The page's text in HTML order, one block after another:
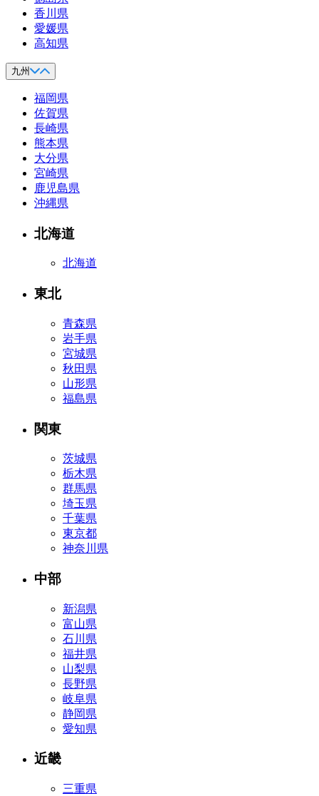
香川県
愛媛県
高知県
九州
福岡県
佐賀県
長崎県
熊本県
大分県
宮崎県
鹿児島県
沖縄県
北海道
北海道
東北
青森県
岩手県
宮城県
秋田県
山形県
福島県
関東
茨城県
栃木県
群馬県
埼玉県
千葉県
東京都
神奈川県
中部
新潟県
富山県
石川県
福井県
山梨県
長野県
岐阜県
静岡県
愛知県
近畿
三重県